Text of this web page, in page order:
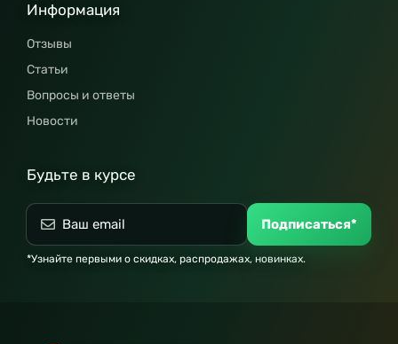
Информация
Отзывы
Статьи
Вопросы и ответы
Новости
Будьте в курсе
Подписаться*
*Узнайте первыми о скидках, распродажах, новинках.